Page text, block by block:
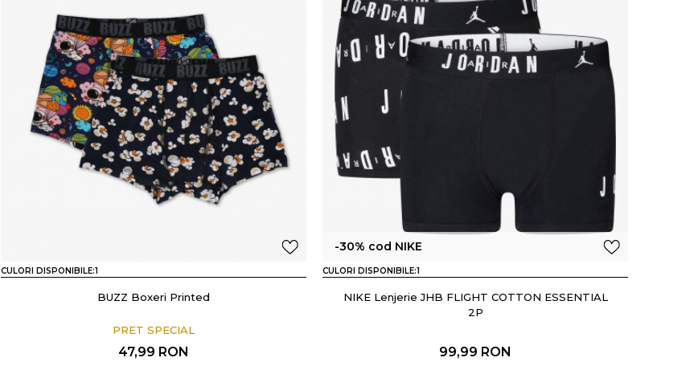
CULORI DISPONIBILE:1
BUZZ Boxeri Printed
PRET SPECIAL
47,99 RON
-30% cod NIKE
CULORI DISPONIBILE:1
NIKE Lenjerie JHB FLIGHT COTTON ESSENTIAL
2P
99,99 RON